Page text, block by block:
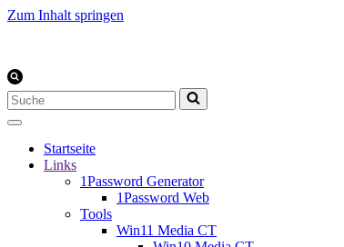
Zum Inhalt springen
Suchen
nach …
Startseite
Links
1Password Generator
1Password Web
Tools
Win11 Media CT